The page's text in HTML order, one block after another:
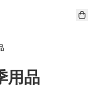
用品